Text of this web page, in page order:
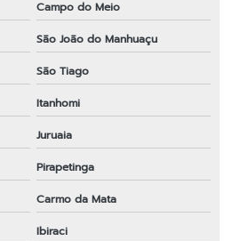
Campo do Meio
São João do Manhuaçu
São Tiago
Itanhomi
Juruaia
Pirapetinga
Carmo da Mata
Ibiraci